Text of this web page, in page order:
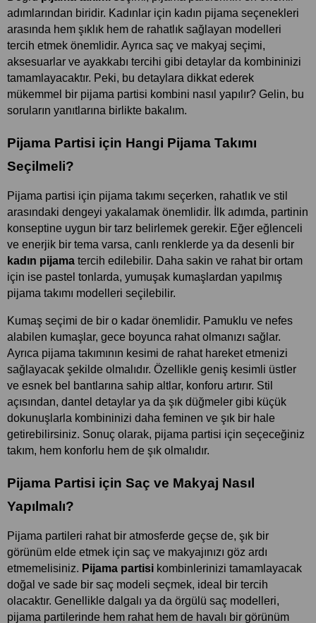
adımlarından biridir. Kadınlar için kadın pijama seçenekleri
arasında hem şıklık hem de rahatlık sağlayan modelleri
tercih etmek önemlidir. Ayrıca saç ve makyaj seçimi,
aksesuarlar ve ayakkabı tercihi gibi detaylar da kombininizi
tamamlayacaktır. Peki, bu detaylara dikkat ederek
mükemmel bir pijama partisi kombini nasıl yapılır? Gelin, bu
soruların yanıtlarına birlikte bakalım.
Pijama Partisi için Hangi Pijama Takımı
Seçilmeli?
Pijama partisi için pijama takımı seçerken, rahatlık ve stil
arasındaki dengeyi yakalamak önemlidir. İlk adımda, partinin
konseptine uygun bir tarz belirlemek gerekir. Eğer eğlenceli
kadın pijama tercih edilebilir. Daha sakin ve rahat bir ortam
için ise pastel tonlarda, yumuşak kumaşlardan yapılmış
pijama takımı modelleri seçilebilir.
Kumaş seçimi de bir o kadar önemlidir. Pamuklu ve nefes
alabilen kumaşlar, gece boyunca rahat olmanızı sağlar.
Ayrıca pijama takımının kesimi de rahat hareket etmenizi
sağlayacak şekilde olmalıdır. Özellikle geniş kesimli üstler
ve esnek bel bantlarına sahip altlar, konforu artırır. Stil
açısından, dantel detaylar ya da şık düğmeler gibi küçük
dokunuşlarla kombininizi daha feminen ve şık bir hale
getirebilirsiniz. Sonuç olarak, pijama partisi için seçeceğiniz
takım, hem konforlu hem de şık olmalıdır.
Pijama Partisi için Saç ve Makyaj Nasıl
Yapılmalı?
Pijama partileri rahat bir atmosferde geçse de, şık bir
görünüm elde etmek için saç ve makyajınızı göz ardı
etmemelisiniz. Pijama partisi kombinlerinizi tamamlayacak
doğal ve sade bir saç modeli seçmek, ideal bir tercih
olacaktır. Genellikle dalgalı ya da örgülü saç modelleri,
pijama partilerinde hem rahat hem de havalı bir görünüm